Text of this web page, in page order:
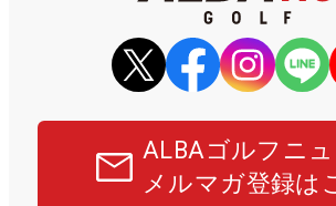
ALBAゴルフニ
メルマガ登録は